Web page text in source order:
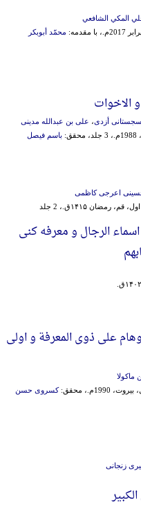
المکي الشافعي
محمّد أبوبکر
الاخوات
أزدی، علی بن عبدالله مدینی
باسم فیصل
اعرجی کاظمی
قم، رمضان ۱۴۱۵ق.، 2 جلد
الرجال و معرفه کنی
علی ذوی المعرفة و اولی
ماکولا
1990م.، محقق: کسروی حسن
زنجانی